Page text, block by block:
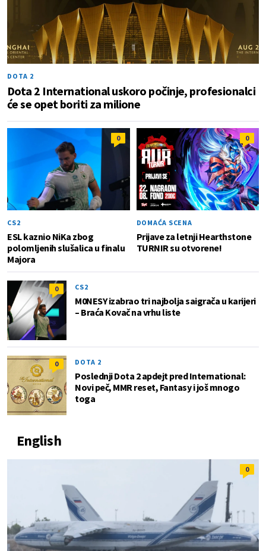
DOTA 2
Dota 2 International uskoro počinje, profesionalci
će se opet boriti za milione
0
CS2
ESL kaznio NiKa zbog
polomljenih slušalica u finalu
Majora
0
DOMAĆA SCENA
Prijave za letnji Hearthstone
TURNIR su otvorene!
0 CS2
M0NESY izabrao tri najbolja saigrača u karijeri
– Braća Kovač na vrhu liste
0 DOTA 2
Poslednji Dota 2 apdejt pred International:
Novi peč, MMR reset, Fantasy i još mnogo
toga
English
0